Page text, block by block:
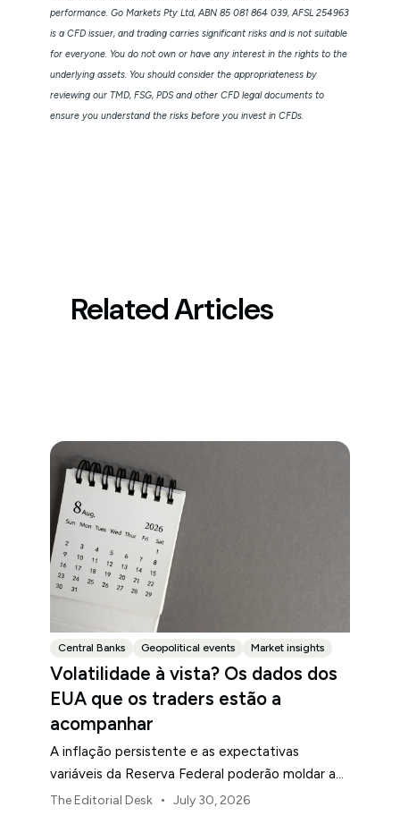
performance. Go Markets Pty Ltd, ABN 85 081 864 039, AFSL 254963
is a CFD issuer, and trading carries significant risks and is not suitable
for everyone. You do not own or have any interest in the rights to the
underlying assets. You should consider the appropriateness by
reviewing our TMD, FSG, PDS and other CFD legal documents to
ensure you understand the risks before you invest in CFDs.
Related Articles
Central Banks Geopolitical events Market insights
Volatilidade à vista? Os dados dos
EUA que os traders estão a
acompanhar
A inflação persistente e as expectativas
variáveis da Reserva Federal poderão moldar a
volatilidade do mercado dos EUA ao longo de
The Editorial Desk • July 30, 2026